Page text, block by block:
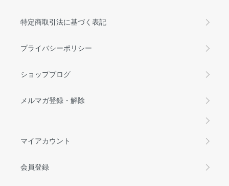
特定商取引法に基づく表記
プライバシーポリシー
ショップブログ
メルマガ登録・解除
マイアカウント
会員登録